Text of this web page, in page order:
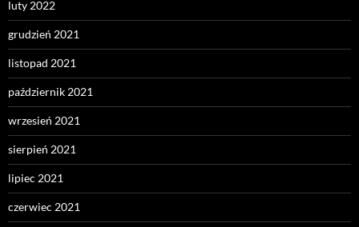
luty 2022
grudzień 2021
listopad 2021
październik 2021
wrzesień 2021
sierpień 2021
lipiec 2021
czerwiec 2021